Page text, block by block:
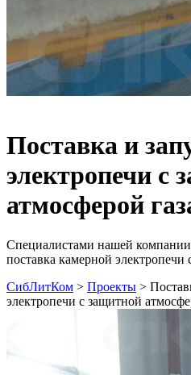
Поставка и
электропечи с
атмосферой
Специалистами нашей
поставка камерной электропечи
СибЛитКом > Проекты >
электропечи с защитной